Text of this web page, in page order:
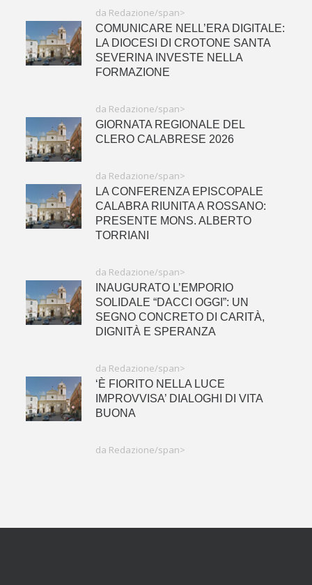
da Redazione/span>
COMUNICARE NELL’ERA DIGITALE:
LA DIOCESI DI CROTONE SANTA
SEVERINA INVESTE NELLA
FORMAZIONE
da Redazione/span>
GIORNATA REGIONALE DEL
CLERO CALABRESE 2026
da Redazione/span>
LA CONFERENZA EPISCOPALE
CALABRA RIUNITA A ROSSANO:
PRESENTE MONS. ALBERTO
TORRIANI
da Redazione/span>
INAUGURATO L’EMPORIO
SOLIDALE “DACCI OGGI”: UN
SEGNO CONCRETO DI CARITÀ,
DIGNITÀ E SPERANZA
da Redazione/span>
‘È FIORITO NELLA LUCE
IMPROVVISA’ DIALOGHI DI VITA
BUONA
da Redazione/span>